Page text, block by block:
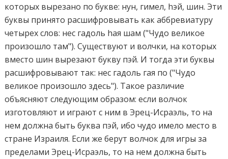
которых вырезано по букве: нун, гимел, hэй, шин. Эти
буквы принято расшифровывать как аббревиатуру
четырех слов: нес гадоль hая шам ("Чудо великое
произошло там"). Существуют и волчки, на которых
вместо шин вырезают букву пэй. И тогда эти буквы
расшифровывают так: нес гадоль гая по ("Чудо
великое произошло здесь"). Такое различие
объясняют следующим образом: если волчок
изготовляют и играют с ним в Эрец-Исраэль, то на
нем должна быть буква пэй, ибо чудо имело место в
стране Израиля. Если же берут волчок для игры за
пределами Эрец-Исраэль, то на нем должна быть